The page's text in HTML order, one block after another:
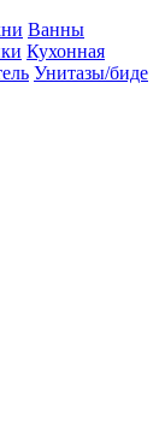
Ванны
Кухонная
Унитазы/биде